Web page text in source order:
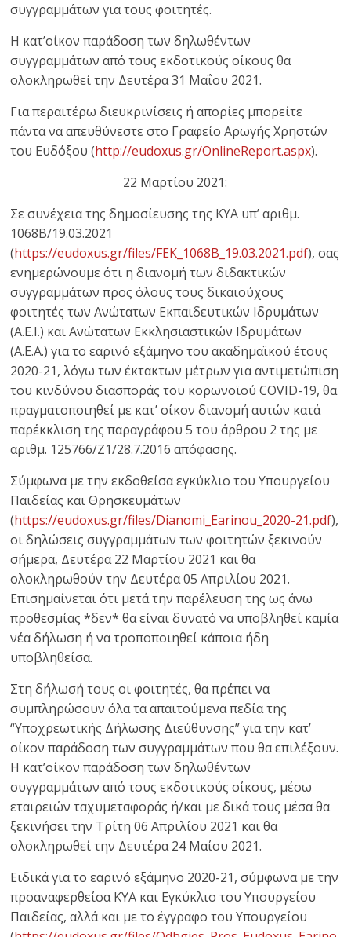
συγγραμμάτων για τους φοιτητές.
Η κατ’οίκον παράδοση των δηλωθέντων
συγγραμμάτων από τους εκδοτικούς οίκους θα
ολοκληρωθεί την Δευτέρα 31 Μαΐου 2021.
Για περαιτέρω διευκρινίσεις ή απορίες μπορείτε
πάντα να απευθύνεστε στο Γραφείο Αρωγής Χρηστών
του Ευδόξου (http://eudoxus.gr/OnlineReport.aspx).
22 Mαρτίου 2021:
Σε συνέχεια της δημοσίευσης της ΚΥΑ υπ’ αριθμ.
1068B/19.03.2021
(https://eudoxus.gr/files/FEK_1068B_19.03.2021.pdf), σας
ενημερώνουμε ότι η διανομή των διδακτικών
συγγραμμάτων προς όλους τους δικαιούχους
φοιτητές των Ανώτατων Εκπαιδευτικών Ιδρυμάτων
(Α.Ε.Ι.) και Ανώτατων Εκκλησιαστικών Ιδρυμάτων
(Α.Ε.Α.) για το εαρινό εξάμηνο του ακαδημαϊκού έτους
2020-21, λόγω των έκτακτων μέτρων για αντιμετώπιση
του κινδύνου διασποράς του κορωνοϊού COVID-19, θα
πραγματοποιηθεί με κατ’ οίκον διανομή αυτών κατά
παρέκκλιση της παραγράφου 5 του άρθρου 2 της με
αριθμ. 125766/Ζ1/28.7.2016 απόφασης.
Σύμφωνα με την εκδοθείσα εγκύκλιο του Υπουργείου
Παιδείας και Θρησκευμάτων
(https://eudoxus.gr/files/Dianomi_Earinou_2020-21.pdf),
οι δηλώσεις συγγραμμάτων των φοιτητών ξεκινούν
σήμερα, Δευτέρα 22 Μαρτίου 2021 και θα
ολοκληρωθούν την Δευτέρα 05 Απριλίου 2021.
Επισημαίνεται ότι μετά την παρέλευση της ως άνω
προθεσμίας *δεν* θα είναι δυνατό να υποβληθεί καμία
νέα δήλωση ή να τροποποιηθεί κάποια ήδη
υποβληθείσα.
Στη δήλωσή τους οι φοιτητές, θα πρέπει να
συμπληρώσουν όλα τα απαιτούμενα πεδία της
“Υποχρεωτικής Δήλωσης Διεύθυνσης” για την κατ’
οίκον παράδοση των συγγραμμάτων που θα επιλέξουν.
Η κατ’οίκον παράδοση των δηλωθέντων
συγγραμμάτων από τους εκδοτικούς οίκους, μέσω
εταιρειών ταχυμεταφοράς ή/και με δικά τους μέσα θα
ξεκινήσει την Τρίτη 06 Απριλίου 2021 και θα
ολοκληρωθεί την Δευτέρα 24 Μαίου 2021.
Ειδικά για το εαρινό εξάμηνο 2020-21, σύμφωνα με την
προαναφερθείσα ΚΥΑ και Εγκύκλιο του Υπουργείου
Παιδείας, αλλά και με το έγγραφο του Υπουργείου